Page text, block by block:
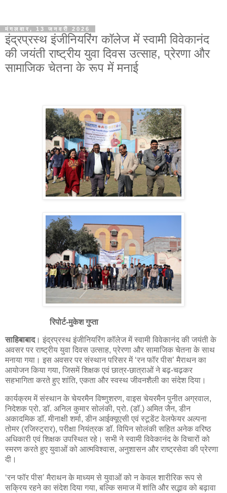
मंगलवार, 13 जनवरी 2026
इंद्रप्रस्थ इंजीनियरिंग कॉलेज में स्वामी विवेकानंद
की जयंती राष्ट्रीय युवा दिवस उत्साह, प्रेरणा और
सामाजिक चेतना के रूप में मनाई
रिपोर्ट-मुकेश गुप्ता
साहिबाबाद। इंद्रप्रस्थ इंजीनियरिंग कॉलेज में स्वामी विवेकानंद की जयंती के
अवसर पर राष्ट्रीय युवा दिवस उत्साह, प्रेरणा और सामाजिक चेतना के साथ
मनाया गया। इस अवसर पर संस्थान परिसर में ‘रन फॉर पीस’ मैराथन का
आयोजन किया गया, जिसमें शिक्षक एवं छात्र-छात्राओं ने बढ़-चढ़कर
सहभागिता करते हुए शांति, एकता और स्वस्थ जीवनशैली का संदेश दिया।
कार्यक्रम में संस्थान के चेयरमैन विष्णुशरण, वाइस चेयरमैन पुनीत अग्रवाल,
निदेशक प्रो. डॉ. अनिल कुमार सोलंकी, प्रो. (डॉ.) अमित जैन, डीन
अकादमिक डॉ. मीनाक्षी शर्मा, डीन आईक्यूएसी एवं स्टूडेंट वेलफेयर अल्पना
तोमर (रजिस्ट्रार), परीक्षा नियंत्रक डॉ. विपिन सोलंकी सहित अनेक वरिष्ठ
अधिकारी एवं शिक्षक उपस्थित रहे। सभी ने स्वामी विवेकानंद के विचारों को
स्मरण करते हुए युवाओं को आत्मविश्वास, अनुशासन और राष्ट्रसेवा की प्रेरणा
दी।
‘रन फॉर पीस’ मैराथन के माध्यम से युवाओं को न केवल शारीरिक रूप से
सक्रिय रहने का संदेश दिया गया, बल्कि समाज में शांति और सद्भाव को बढ़ावा